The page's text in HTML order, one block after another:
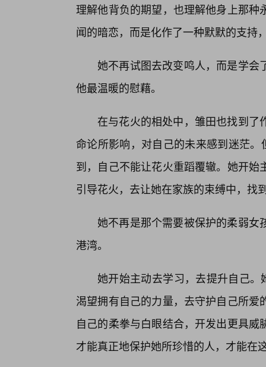
理解他背负的期望，也理解他身上那
闻的暗恋，而是化作了一种默默的支持
她不再试图去改变鸣人，而是学
他最温暖的慰藉。
在与花火的相处中，雏田也找到了
命论所影响，对自己的未来感到迷茫
到，自己不能让花火重蹈覆辙。她开
引导花火，去让她在家族的束缚中，找
她不再是那个需要被保护的柔弱
港湾。
她开始主动去学习，去提升自己。
渴望拥有自己的力量，去守护自己所
自己的柔拳与白眼结合，开发出更具
才能真正地保护她所珍惜的人，才能在